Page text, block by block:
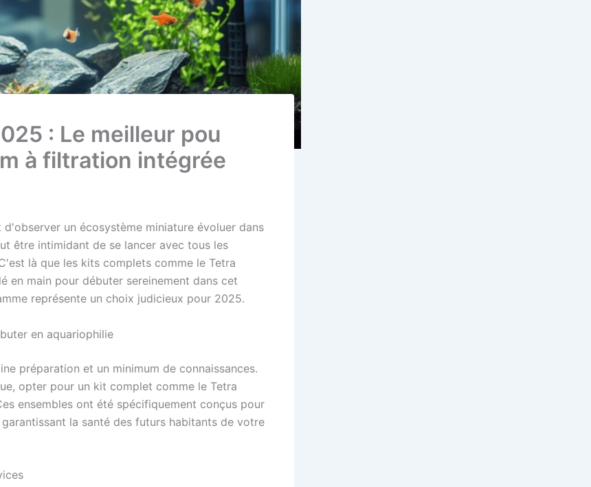
: Le meilleur pou
à filtration intégrée
un écosystème miniature évoluer dans
être intimidant de se lancer avec tous les
là que les kits complets comme le Tetra
en main pour débuter sereinement dans cet
représente un choix judicieux pour 2025.
en aquariophilie
préparation et un minimum de connaissances.
opter pour un kit complet comme le Tetra
ensembles ont été spécifiquement conçus pour
la santé des futurs habitants de votre